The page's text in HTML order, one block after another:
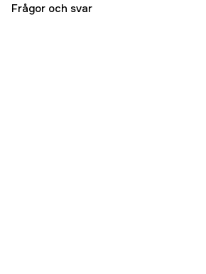
Referensnummer
Frågor och svar